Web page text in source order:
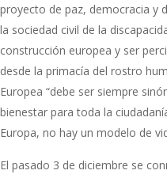
proyecto de paz, democracia y
la sociedad civil de la
construcción europea y ser
desde la primacía del rostro
Europea “debe ser siempre
bienestar para toda la
Europa, no hay un modelo de
El pasado 3 de diciembre se